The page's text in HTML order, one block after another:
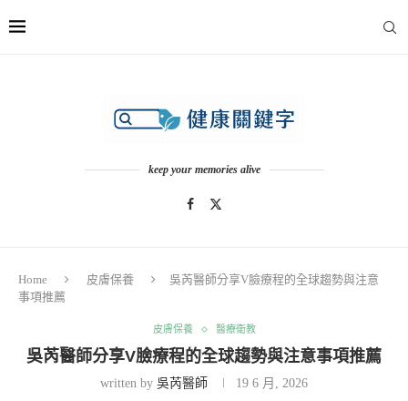
keep your memories alive
Home 皮膚保養
吳芮醫師分享V臉療程的全球趨勢與注意
事項推薦
皮膚保養 醫療衛教
吳芮醫師分享V臉療程的全球趨勢與注意事項推薦
written by 吳芮醫師 19 6 月, 2026